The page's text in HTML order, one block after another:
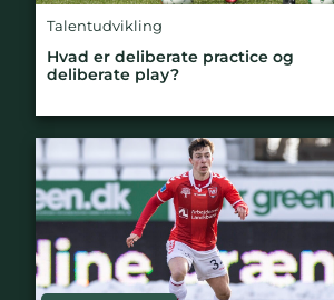
Talentudvikling
Hvad er deliberate practice og
deliberate play?